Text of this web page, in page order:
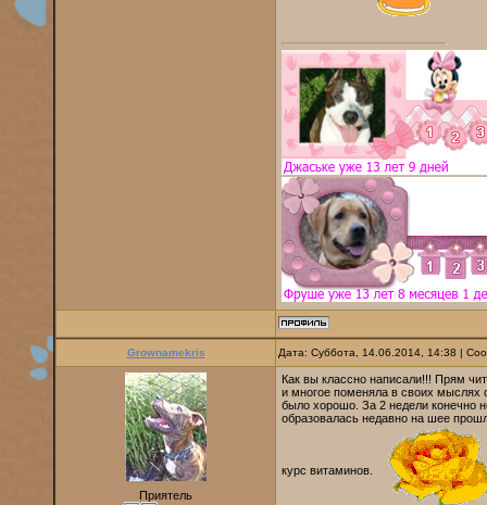
Grownamekris Дата: Суббота, 14.06.2014, 14:38 |
Приятель
Как вы классно написали!!! Прям
и многое поменяла в своих мыслях
было хорошо. За 2 недели конечно
образовалась недавно на шее
курс витаминов.